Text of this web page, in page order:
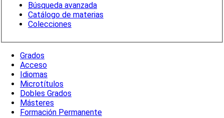
Búsqueda avanzada
Catálogo de materias
Colecciones
Grados
Acceso
Idiomas
Microtítulos
Dobles Grados
Másteres
Formación Permanente